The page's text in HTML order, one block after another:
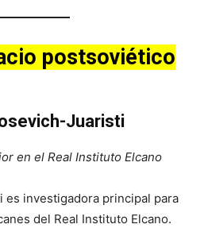
postsoviético
Juaristi
en el Real Instituto Elcano
investigadora principal para
del Real Instituto Elcano.